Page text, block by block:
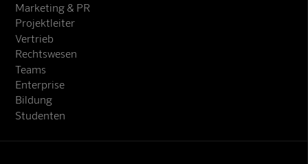
Marketing & PR
Projektleiter
Vertrieb
Rechtswesen
Teams
Enterprise
Bildung
Studenten